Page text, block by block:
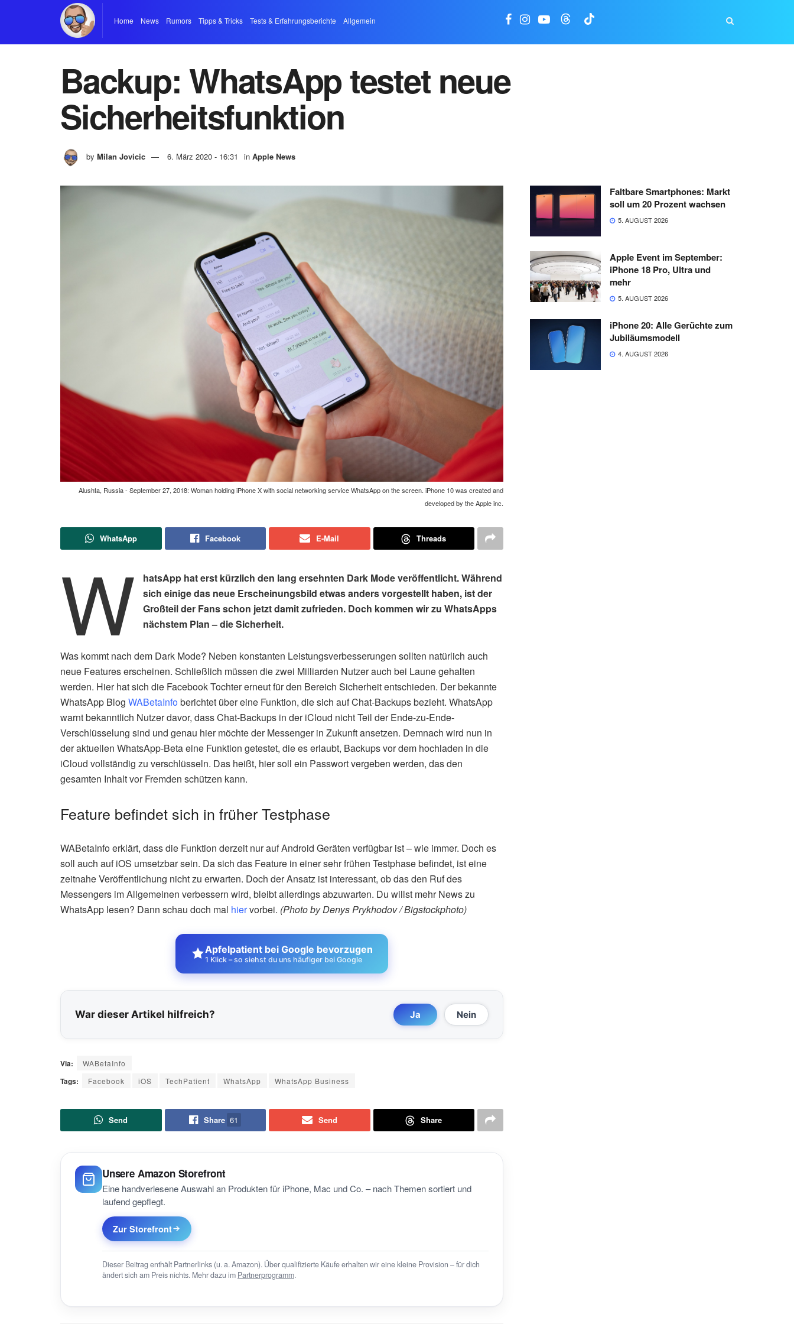
Home News Rumors Tipps & Tricks Tests & Erfahrungsberichte Allgemein
Backup: WhatsApp testet neue
Sicherheitsfunktion
by Milan Jovicic 6. März 2020 - 16:31 in Apple News
Alushta, Russia - September 27, 2018: Woman holding iPhone X with social networking service WhatsApp on the screen. iPhone 10 was created and
developed by the Apple inc.
WhatsApp Facebook E-Mail Threads
W
hatsApp hat erst kürzlich den lang ersehnten Dark Mode veröffentlicht. Während
sich einige das neue Erscheinungsbild etwas anders vorgestellt haben, ist der
Großteil der Fans schon jetzt damit zufrieden. Doch kommen wir zu WhatsApps
nächstem Plan – die Sicherheit.
Was kommt nach dem Dark Mode? Neben konstanten Leistungsverbesserungen sollten natürlich auch
neue Features erscheinen. Schließlich müssen die zwei Milliarden Nutzer auch bei Laune gehalten
werden. Hier hat sich die Facebook Tochter erneut für den Bereich Sicherheit entschieden. Der bekannte
WhatsApp Blog WABetaInfoberichtet über eine Funktion, die sich auf Chat-Backups bezieht. WhatsApp
warnt bekanntlich Nutzer davor, dass Chat-Backups in der iCloud nicht Teil der Ende-zu-Ende-
Verschlüsselung sind und genau hier möchte der Messenger in Zukunft ansetzen. Demnach wird nun in
der aktuellen WhatsApp-Beta eine Funktion getestet, die es erlaubt, Backups vor dem hochladen in die
iCloud vollständig zu verschlüsseln. Das heißt, hier soll ein Passwort vergeben werden, das den
gesamten Inhalt vor Fremden schützen kann.
Feature befindet sich in früher Testphase
WABetaInfo erklärt, dass die Funktion derzeit nur auf Android Geräten verfügbar ist – wie immer. Doch es
soll auch auf iOS umsetzbar sein. Da sich das Feature in einer sehr frühen Testphase befindet, ist eine
zeitnahe Veröffentlichung nicht zu erwarten. Doch der Ansatz ist interessant, ob das den Ruf des
Messengers im Allgemeinen verbessern wird, bleibt allerdings abzuwarten. Du willst mehr News zu
WhatsApp lesen? Dann schau doch mal hiervorbei. (Photo by Denys Prykhodov / Bigstockphoto)
Apfelpatient bei Google bevorzugen
1 Klick – so siehst du uns häufiger bei Google
War dieser Artikel hilfreich? Ja Nein
Via: WABetaInfo
Tags: Facebook iOS TechPatient WhatsApp WhatsApp Business
Send Share 61 Send Share
Unsere Amazon Storefront
Eine handverlesene Auswahl an Produkten für iPhone, Mac und Co. – nach Themen sortiert und
laufend gepflegt.
Zur Storefront
Dieser Beitrag enthält Partnerlinks (u. a. Amazon). Über qualifizierte Käufe erhalten wir eine kleine Provision – für dich
ändert sich am Preis nichts. Mehr dazu im Partnerprogramm.
Faltbare Smartphones: Markt
soll um 20 Prozent wachsen
5. AUGUST 2026
Apple Event im September:
iPhone 18 Pro, Ultra und
mehr
5. AUGUST 2026
iPhone 20: Alle Gerüchte zum
Jubiläumsmodell
4. AUGUST 2026